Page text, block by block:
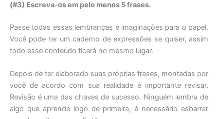
(#3) Escreva-os em pelo menos 5 frases.
Passe todas essas lembranças e imaginações para o papel.
Você pode ter um caderno de expressões se quiser, assim
todo esse conteúdo ficará no mesmo lugar.
Depois de ter elaborado suas próprias frases, montadas por
você de acordo com sua realidade é importante revisar.
Revisão é uma das chaves de sucesso. Ninguém lembra de
algo que aprende logo de primeira, é necessário esbarrar